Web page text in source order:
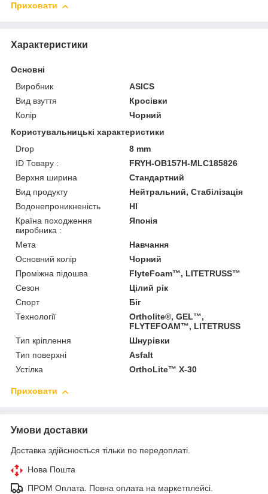
Приховати
Характеристики
Основні
Виробник
ASICS
Вид взуття
Кросівки
Колір
Чорний
Користувальницькі характеристики
Drop
8 mm
ID Товару :
FRYH-OB157H-MLC185826
Верхня ширина
Стандартний
Вид продукту
Нейтральний, Стабілізація
Водонепроникненість
HI
Країна походження
виробника :
Японія
Мета
Навчання
Основний колір
Чорний
Проміжна підошва
FlyteFoam™, LITETRUSS™
Сезон
Цілий рік
Спорт
Біг
Технології
Ortholite®, GEL™,
FLYTEFOAM™, LITETRUSS
Тип кріплення
Шнурівки
Тип поверхні
Asfalt
Устілка
OrthoLite™ X-30
Приховати
Умови доставки
Доставка здійснюється тільки по передоплаті.
Нова Пошта
ПРОМ Оплата. Повна оплата на маркетплейсі.